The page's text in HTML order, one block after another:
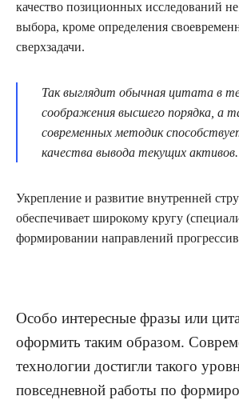
качество позиционных исследований
выбора, кроме определения
сверхзадачи.
Так выглядит обычная цитата в
соображения высшего порядка, а
современных методик
качества вывода текущих активов.
Укрепление и развитие внутренней
обеспечивает широкому кругу
формировании направлений
Особо интересные фразы или
оформить таким образом.
технологии достигли такого
повседневной работы по